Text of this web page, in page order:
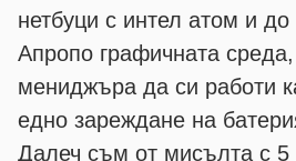
нетбуци с интел атом и
Апропо графичната
мениджъра да си работи
едно зареждане на
Далеч съм от мисълта с